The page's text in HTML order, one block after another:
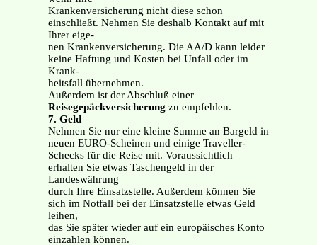
Krankenversicherung nicht diese schon
einschließt. Nehmen Sie deshalb Kontakt auf mit
Ihrer eige-
nen Krankenversicherung. Die AA/D kann leider
keine Haftung und Kosten bei Unfall oder im
Krank-
heitsfall übernehmen.
Außerdem ist der Abschluß einer
Reisegepäckversicherung zu empfehlen.
7. Geld
Nehmen Sie nur eine kleine Summe an Bargeld in
neuen EURO-Scheinen und einige Traveller-
Schecks für die Reise mit. Voraussichtlich
erhalten Sie etwas Taschengeld in der
Landeswährung
durch Ihre Einsatzstelle. Außerdem können Sie
sich im Notfall bei der Einsatzstelle etwas Geld
leihen,
das Sie später wieder auf ein europäisches Konto
einzahlen können.